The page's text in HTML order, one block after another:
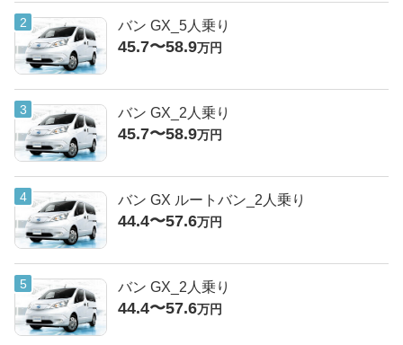
バン GX_5人乗り
45.7〜58.9万円
バン GX_2人乗り
45.7〜58.9万円
バン GX ルートバン_2人乗り
44.4〜57.6万円
バン GX_2人乗り
44.4〜57.6万円